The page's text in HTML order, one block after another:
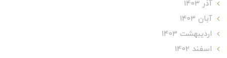
آذر 1403
آبان 1403
ارديبهشت 1403
اسفند 1402